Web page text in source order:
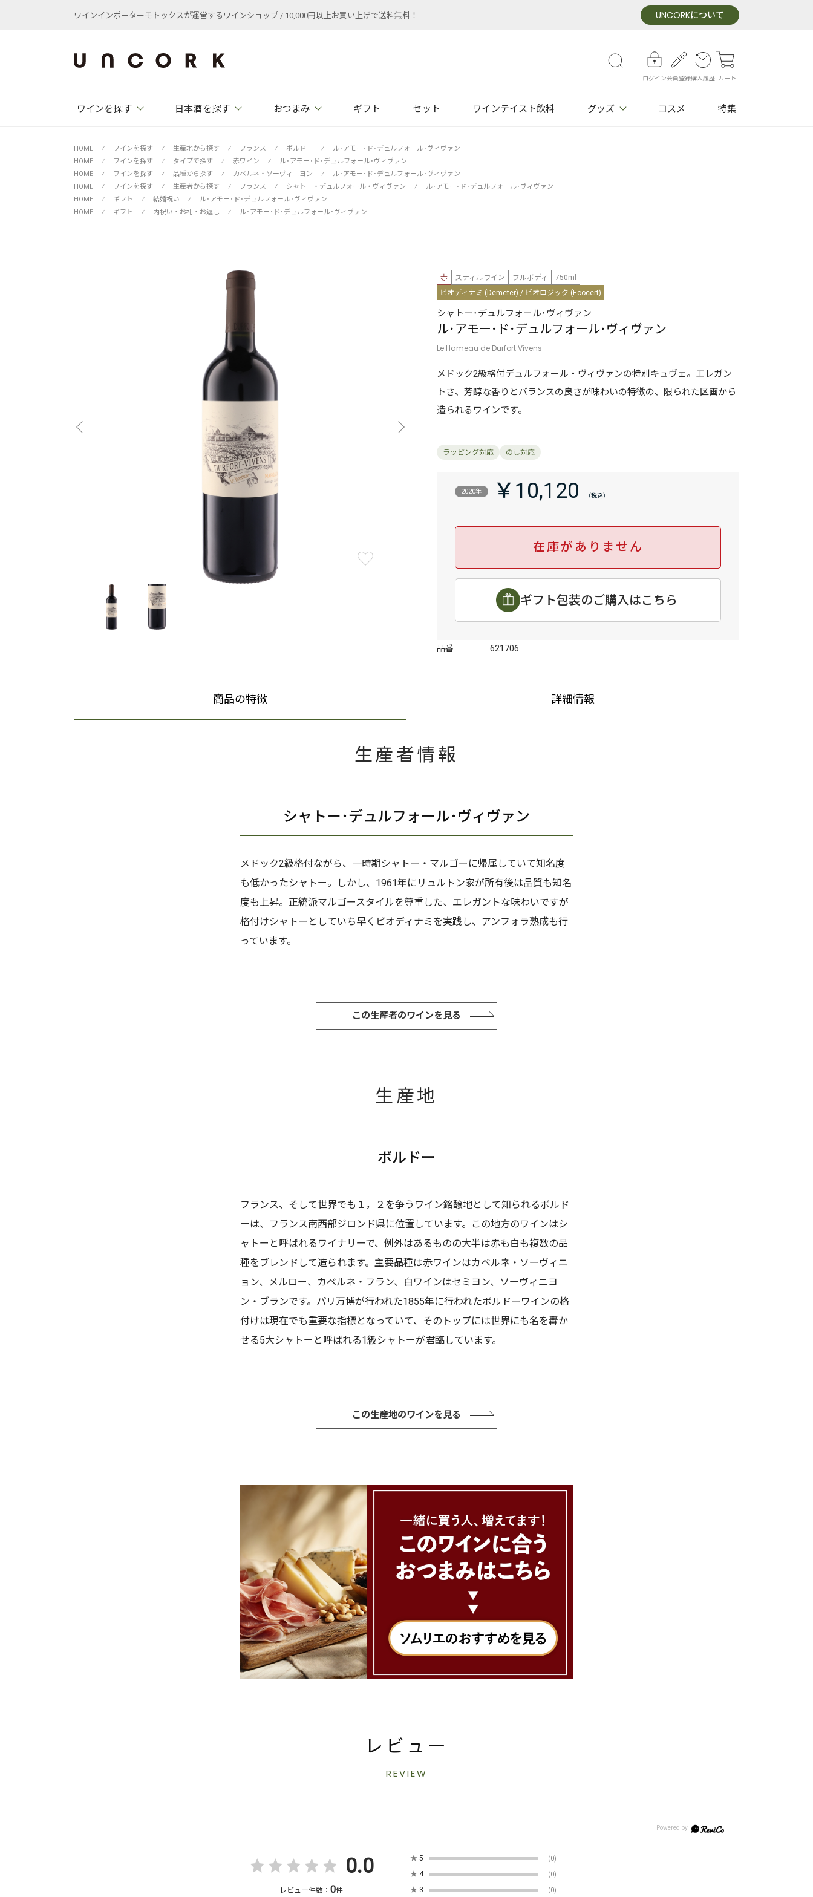
ワインインポーターモトックスが運営するワインショップ / 10,000円以上お買い上げで送料無料！ UNCORKについて
ログイン会員登録購入履歴 カート
ワインを探す 日本酒を探す おつまみ ギフト セット ワインテイスト飲料 グッズ コスメ 特集
HOME ⁄ ワインを探す ⁄ 生産地から探す ⁄ フランス ⁄ ボルドー ⁄
ル･アモー･ド･デュルフォール･ヴィヴァン
HOME
⁄ ワインを探す ⁄ タイプで探す ⁄ 赤ワイン ⁄
ル･アモー･ド･デュルフォール･ヴィヴァン
HOME
⁄ ワインを探す ⁄ 品種から探す ⁄ カベルネ・ソーヴィニヨン ⁄
ル･アモー･ド･デュルフォール･ヴィヴァン
HOME
⁄ ワインを探す ⁄ 生産者から探す ⁄ フランス ⁄ シャトー・デュルフォール・ヴィヴァン ⁄
ル･アモー･ド･デュルフォール･ヴィヴァン
HOME
⁄ ギフト ⁄ 結婚祝い ⁄
ル･アモー･ド･デュルフォール･ヴィヴァン
HOME
⁄ ギフト ⁄ 内祝い・お礼・お返し ⁄ ル･アモー･ド･デュルフォール･ヴィヴァン
赤 スティルワイン フルボディ
750ml
ビオディナミ (Demeter) / ビオロジック (Ecocert)
シャトー･デュルフォール･ヴィヴァン
ル･アモー･ド･デュルフォール･ヴィヴァン
Le Hameau de Durfort Vivens
メドック2級格付デュルフォール・ヴィヴァンの特別キュヴェ。エレガン
トさ、芳醇な香りとバランスの良さが味わいの特徴の、限られた区画から
造られるワインです。
2020年 ￥10,120
在庫がありません
ギフト包装のご購入はこちら
品番 621706
商品の特徴 詳細情報
生産者情報
シャトー･デュルフォール･ヴィヴァン
メドック2級格付ながら、一時期シャトー・マルゴーに帰属していて知名度
も低かったシャトー。しかし、1961年にリュルトン家が所有後は品質も知名
度も上昇。正統派マルゴースタイルを尊重した、エレガントな味わいですが
格付けシャトーとしていち早くビオディナミを実践し、アンフォラ熟成も行
っています。
この生産者のワインを見る
生産地
ボルドー
フランス、そして世界でも１，２を争うワイン銘醸地として知られるボルド
ーは、フランス南西部ジロンド県に位置しています。この地方のワインはシ
ャトーと呼ばれるワイナリーで、例外はあるものの大半は赤も白も複数の品
種をブレンドして造られます。主要品種は赤ワインはカベルネ・ソーヴィニ
ョン、メルロー、カベルネ・フラン、白ワインはセミヨン、ソーヴィニヨ
ン・ブランです。パリ万博が行われた1855年に行われたボルドーワインの格
付けは現在でも重要な指標となっていて、そのトップには世界にも名を轟か
せる5大シャトーと呼ばれる1級シャトーが君臨しています。
この生産地のワインを見る
レビュー
REVIEW
0.0
レビュー件数： 0件
★ 5 (0)
★ 4 (0)
★ 3 (0)